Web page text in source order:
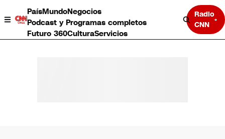
PaísMundoNegocios
Podcast y Programas completos
Futuro 360CulturaServicios
Radio
CNN